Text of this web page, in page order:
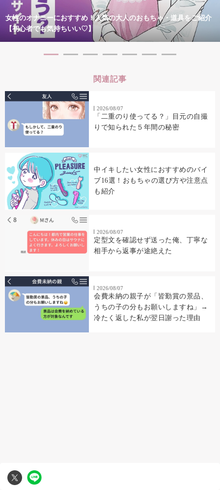
女性のオナニーにおすすめ！人気の大人のおもちゃ・道具をご紹介
【初心者でも気持ちいい♡】
関連記事
2026/08/07
「二重のり使ってる？」目元の自撮
りで知られた５年間の秘密
中イキしたい女性におすすめのバイ
ブ16選！おもちゃの選び方や注意点
も紹介
2026/08/07
定型文を確認せず送った俺、丁寧な
相手から返事が途絶えた
2026/08/07
会費未納の親子が「皆勤賞の景品、
うちの子の分もお願いしますね」→
冷たく返した私が翌日謝った理由